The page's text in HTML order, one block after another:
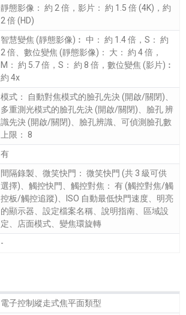
靜態影像： 約 2 倍，影片： 約 1.5 倍 (4K)，約
2 倍 (HD)
智慧變焦 (靜態影像)︰ 中： 約 1.4 倍，S： 約
2 倍、數位變焦 (靜態影像)： 大： 約 4 倍，
M： 約 5.7 倍，S： 約 8 倍，數位變焦 (影片)︰
約 4x
模式： 自動對焦模式的臉孔先決 (開啟/關閉)、
多重測光模式的臉孔先決 (開啟/關閉)、臉孔 辨
識先決 (開啟/關閉)、臉孔辨識、可偵測臉孔數
上限： 8
有
間隔錄製、微笑快門： 微笑快門 (共 3 級可供
選擇)、觸控快門、觸控對焦： 有 (觸控對焦/觸
控板/觸控追蹤)、ISO 自動最低快門速度、明亮
的顯示器、設定檔案名稱、說明指南、區域設
定、店面模式、變焦環旋轉
-
電子控制縱走式焦平面類型